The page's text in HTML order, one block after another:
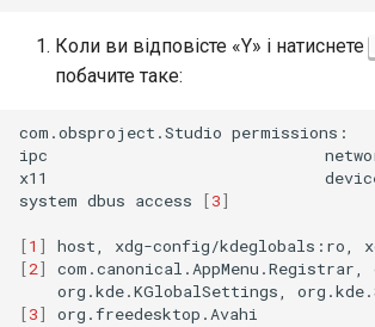
Коли ви відповісте «Y» і натиснете
побачите таке:
com.obsproject.Studio permissions:
ipc
x11
system dbus access [3]
[1 ] host,
xdg-config/kdeglobals:ro,
[2] com.canonical.AppMenu.Registrar,
org.kde.KGlobalSettings,
[3] org.freedesktop.Avahi